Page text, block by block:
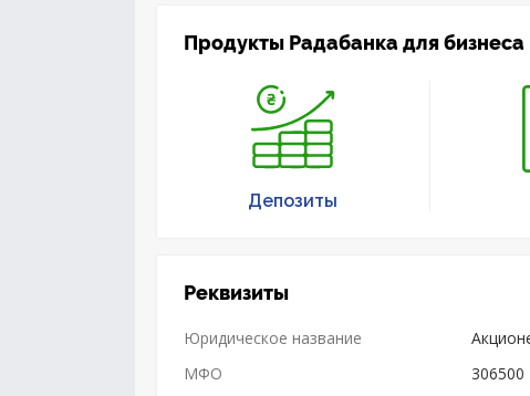
Продукты Радабанка для бизнеса
Депозиты
Реквизиты
Юридическое название
МФО
306500